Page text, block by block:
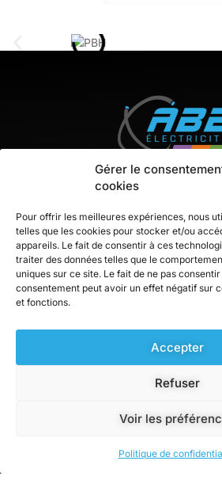
Gérer le
cookies
Pour offrir les meilleures expériences, nous
telles que les cookies pour stocker et/ou
appareils. Le fait de consentir à ces
traiter des données telles que le
uniques sur ce site. Le fait de ne pas
consentement peut avoir un effet négatif sur
et fonctions.
Accepter
Refuser
Voir les
Politique de
Contact
ZA Berlanne, 28 rue du
Vendredi : 8h-12h
Réalisé par l'agence et-